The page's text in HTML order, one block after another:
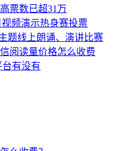
票数已超31万
视频演示热身赛投票
题线上朗诵、演讲比赛
阅读量价格怎么收费
有没有